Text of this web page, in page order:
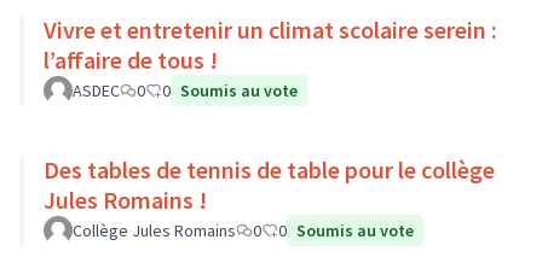
Vivre et entretenir un climat scolaire serein :
l’affaire de tous !
ASDEC 0 0 Soumis au vote
Des tables de tennis de table pour le collège
Jules Romains !
Collège Jules Romains 0 0 Soumis au vote